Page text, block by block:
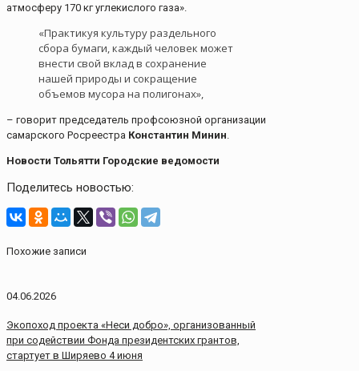
атмосферу 170 кг углекислого газа».
«Практикуя культуру раздельного
сбора бумаги, каждый человек может
внести свой вклад в сохранение
нашей природы и сокращение
объемов мусора на полигонах»,
– говорит председатель профсоюзной организации
самарского Росреестра Константин Минин.
Новости Тольятти Городские ведомости
Поделитесь новостью:
Похожие записи
04.06.2026
Экопоход проекта «Неси добро», организованный
при содействии Фонда президентских грантов,
стартует в Ширяево 4 июня